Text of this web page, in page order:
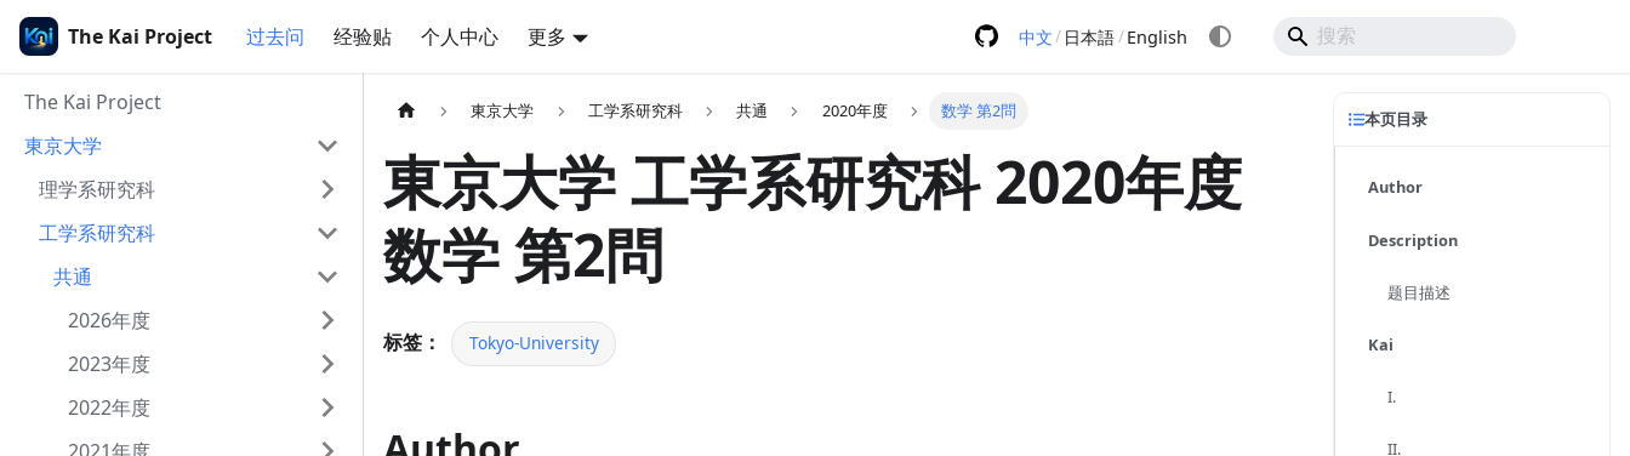
The Kai Project 过去问 经验贴 个人中心 更多 中文/ 日本語/English
The Kai Project
東京大学
理学系研究科
工学系研究科
共通
2026年度
2023年度
2022年度
東京大学 工学系研究科 共通 2020年度 数学 第2問
東京大学 工学系研究科 2020年度
数学 第2問
标签： Tokyo-University
本页目录
Author
Description
题目描述
Kai
I.
II.